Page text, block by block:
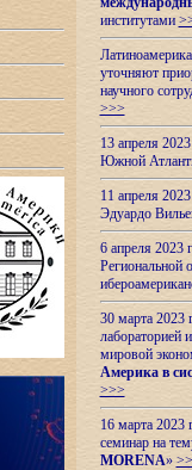
институтами
уточняют
научного
>>>
13 апреля
Южной
11 апреля
Эдуардо
6 апреля
Региональной
30 марта 2023
лабораторией
мировой
Америка в
>>>
16 марта 2023
семинар на
MORENA»